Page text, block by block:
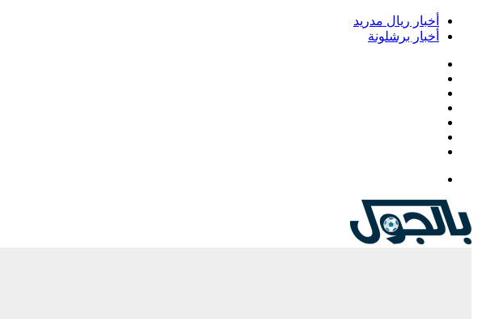
أخبار ريال مدريد
أخبار برشلونة